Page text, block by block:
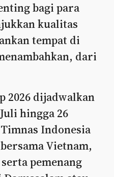
bagi para
kualitas
tempat di
dari
2026 dijadwalkan
hingga 26
Indonesia
Vietnam,
pemenang